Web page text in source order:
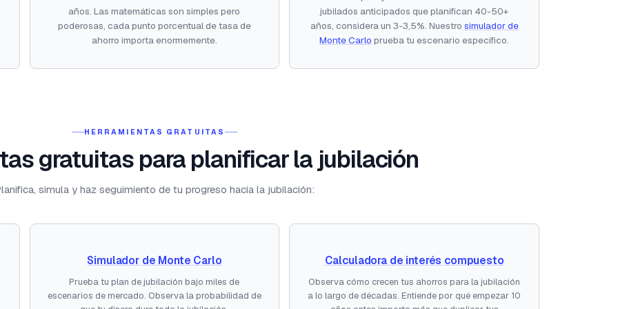
años. Las matemáticas son simples pero
poderosas, cada punto porcentual de tasa de
ahorro importa enormemente.
jubilados anticipados que planifican 40-50+
años, considera un 3-3,5%. Nuestro simulador de
Monte Carlo prueba tu escenario específico.
HERRAMIENTAS GRATUITAS
gratuitas para planificar la jubilación
simula y haz seguimiento de tu progreso hacia la jubilación:
Simulador de Monte Carlo
Prueba tu plan de jubilación bajo miles de
escenarios de mercado. Observa la probabilidad de
Calculadora de interés compuesto
Observa cómo crecen tus ahorros para la jubilación
a lo largo de décadas. Entiende por qué empezar 10